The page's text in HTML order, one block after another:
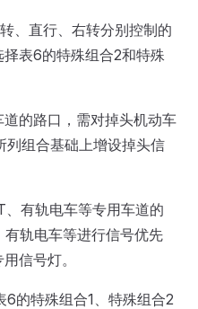
、直行、右转分别控制的
表6的特殊组合2和特殊
的路口，需对掉头机动车
列组合基础上增设掉头信
有轨电车等专用车道的
轨电车等进行信号优先
信号灯。
的特殊组合1、特殊组合2